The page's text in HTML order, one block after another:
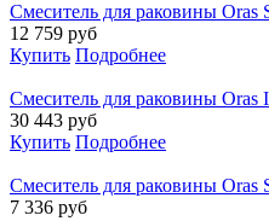
Смеситель для раковины Oras
12 759 руб
Купить Подробнее
Смеситель для раковины Oras
30 443 руб
Купить Подробнее
Смеситель для раковины Oras
7 336 руб